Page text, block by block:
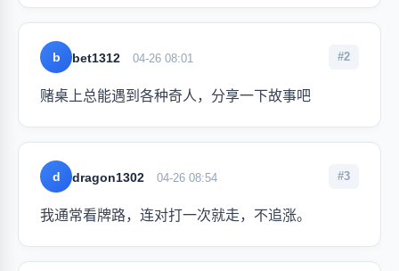
b bet1312 04-26 08:01 #2
赌桌上总能遇到各种奇人，分享一下故事吧
d dragon1302 04-26 08:54 #3
我通常看牌路，连对打一次就走，不追涨。